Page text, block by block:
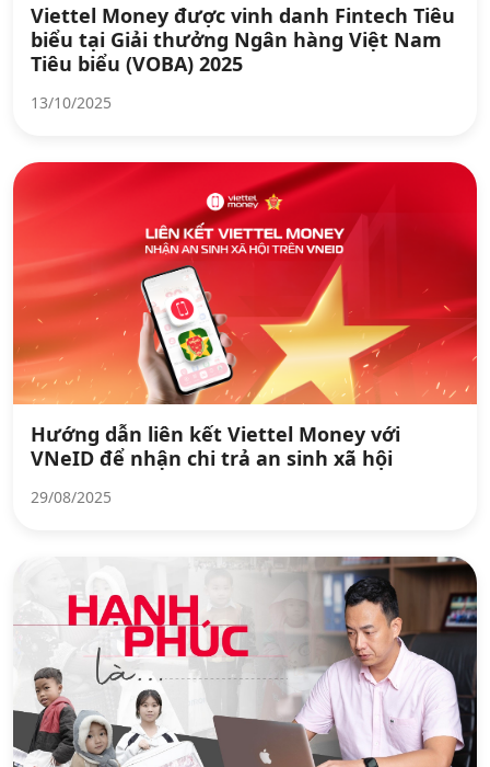
Viettel Money được vinh danh Fintech Tiêu
biểu tại Giải thưởng Ngân hàng Việt Nam
Tiêu biểu (VOBA) 2025
13/10/2025
Hướng dẫn liên kết Viettel Money với
VNeID để nhận chi trả an sinh xã hội
29/08/2025